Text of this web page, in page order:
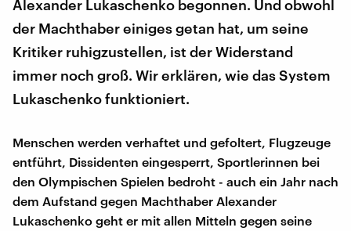
Alexander Lukaschenko begonnen. Und obwohl
der Machthaber einiges getan hat, um seine
Kritiker ruhigzustellen, ist der Widerstand
immer noch groß. Wir erklären, wie das System
Lukaschenko funktioniert.
Menschen werden verhaftet und gefoltert, Flugzeuge
entführt, Dissidenten eingesperrt, Sportlerinnen bei
den Olympischen Spielen bedroht - auch ein Jahr nach
dem Aufstand gegen Machthaber Alexander
Lukaschenko geht er mit allen Mitteln gegen seine